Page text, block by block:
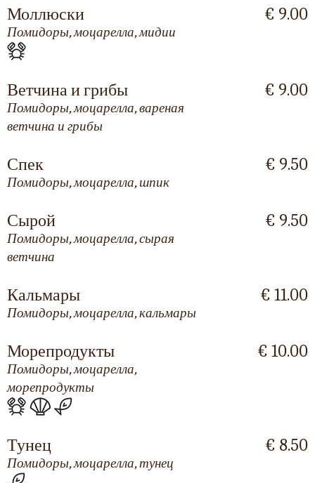
Моллюски
Помидоры, моцарелла, мидии
€ 9.00
Ветчина и грибы
Помидоры, моцарелла, вареная
ветчина и грибы
€ 9.00
Спек
Помидоры, моцарелла, шпик
€ 9.50
Сырой
Помидоры, моцарелла, сырая
ветчина
€ 9.50
Кальмары
Помидоры, моцарелла, кальмары
€ 11.00
Морепродукты
Помидоры, моцарелла,
морепродукты
€ 10.00
Тунец
Помидоры, моцарелла, тунец
€ 8.50